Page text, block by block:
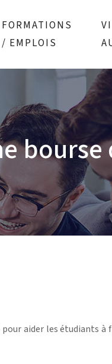
FORMATIONS
/ EMPLOIS
bourse
aider les étudiants à